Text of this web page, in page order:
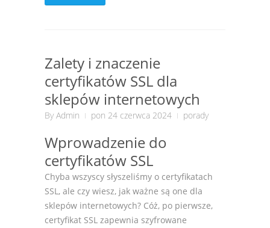
Zalety i znaczenie
certyfikatów SSL dla
sklepów internetowych
ByAdmin pon 24 czerwca 2024 porady
Wprowadzenie do
certyfikatów SSL
Chyba wszyscy słyszeliśmy o certyfikatach
SSL, ale czy wiesz, jak ważne są one dla
sklepów internetowych? Cóż, po pierwsze,
certyfikat SSL zapewnia szyfrowane